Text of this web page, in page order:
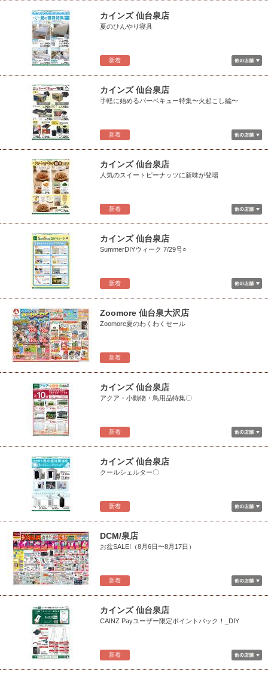
新着
カインズ 仙台泉店
夏のひんやり寝具
新着
カインズ 仙台泉店
手軽に始めるバーベキュー特集〜火起こし編〜
新着
カインズ 仙台泉店
人気のスイートピーナッツに新味が登場
新着
カインズ 仙台泉店
SummerDIYウィーク 7/29号○
新着
Zoomore 仙台泉大沢店
Zoomore夏のわくわくセール
新着
カインズ 仙台泉店
アクア・小動物・鳥用品特集〇
新着
カインズ 仙台泉店
クールシェルター〇
新着
DCM/泉店
お盆SALE!（8月6日〜8月17日）
新着
カインズ 仙台泉店
CAINZ Payユーザー限定ポイントバック！_DIY